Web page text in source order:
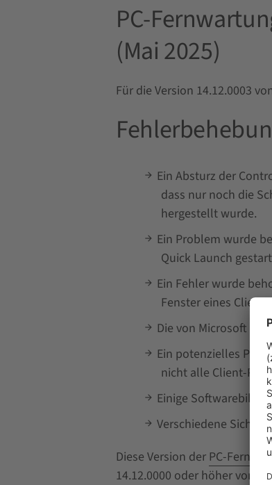
PC-
(Mai 2025)
Für die Version 14.12.0003
Ein Absturz der
dass nur noch die
hergestellt wurde.
Ein Problem wurde
Quick Launch
Ein Fehler wurde
Fenster eines
Die von Microsoft
Ein potenzielles
nicht alle Client-
Einige
Verschiedene
Diese Version der PC-
14.12.0000 oder höher von